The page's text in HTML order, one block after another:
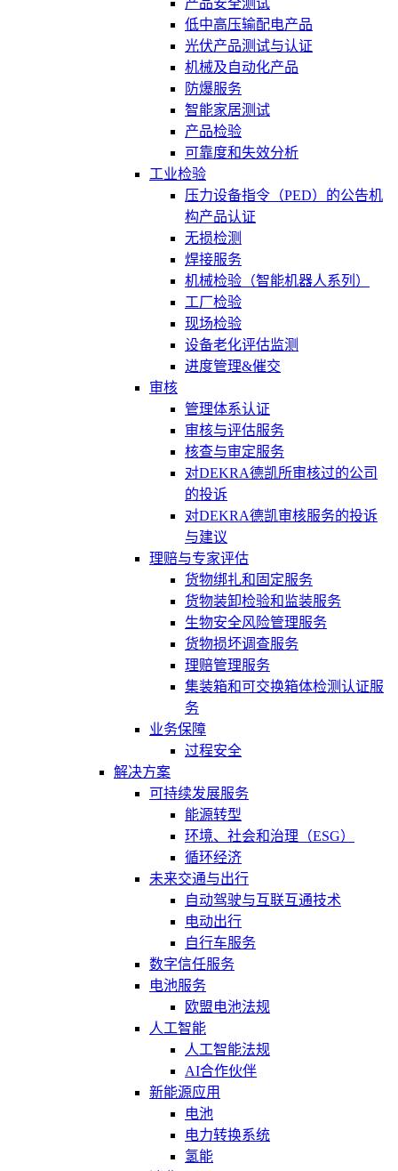
低中高压输配电产品
光伏产品测试与认证
机械及自动化产品
防爆服务
智能家居测试
产品检验
可靠度和失效分析
工业检验
压力设备指令（PED）的公告机
构产品认证
无损检测
焊接服务
机械检验（智能机器人系列）
工厂检验
现场检验
设备老化评估监测
进度管理&催交
审核
管理体系认证
审核与评估服务
核查与审定服务
对DEKRA德凯所审核过的公司
的投诉
对DEKRA德凯审核服务的投诉
与建议
理赔与专家评估
货物绑扎和固定服务
货物装卸检验和监装服务
生物安全风险管理服务
货物损坏调查服务
理赔管理服务
集装箱和可交换箱体检测认证服
务
业务保障
过程安全
解决方案
可持续发展服务
能源转型
环境、社会和治理（ESG）
循环经济
未来交通与出行
自动驾驶与互联互通技术
电动出行
自行车服务
数字信任服务
电池服务
欧盟电池法规
人工智能
人工智能法规
AI合作伙伴
新能源应用
电池
电力转换系统
氢能